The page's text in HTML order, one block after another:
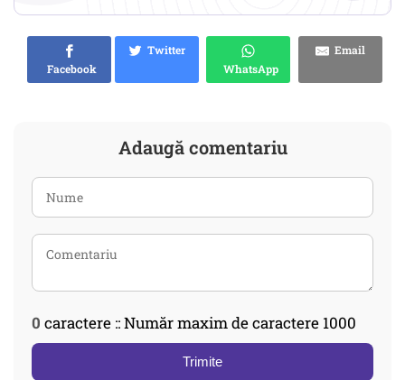
Facebook
Twitter
WhatsApp
Email
Adaugă comentariu
0 caractere :: Număr maxim de caractere 1000
Trimite